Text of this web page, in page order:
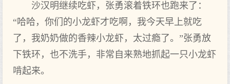
沙汉明继续吃虾，张勇滚着铁环也跑来了：
“哈哈，你们的小龙虾才吃啊，我今天早上就吃
了，我奶奶做的香辣小龙虾，太过瘾了。”张勇放
下铁环，也不洗手，非常自来熟地抓起一只小龙虾
啃起来。